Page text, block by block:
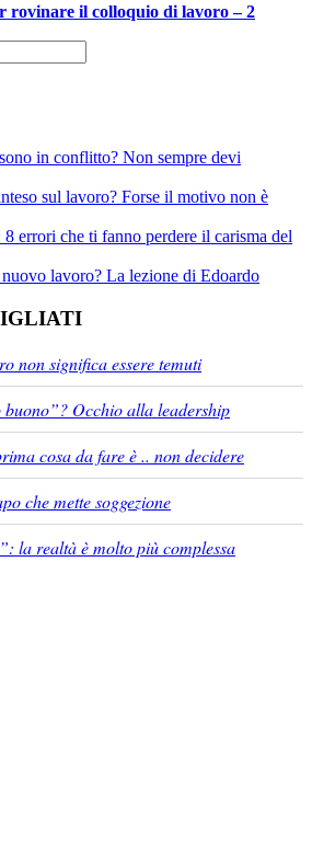
rovinare il colloquio di lavoro – 2
in conflitto? Non sempre devi
sul lavoro? Forse il motivo non è
errori che ti fanno perdere il carisma del
lavoro? La lezione di Edoardo
non significa essere temuti
Occhio alla leadership
cosa da fare è .. non decidere
che mette soggezione
la realtà è molto più complessa